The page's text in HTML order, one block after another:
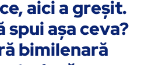
aici a greşit.
spui aşa ceva?
bimilenară